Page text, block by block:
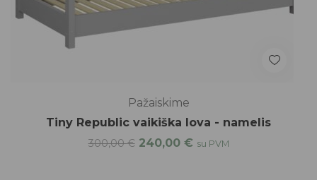
Pažaiskime
Tiny Republic vaikiška lova - namelis
300,00€ 240,00 € su PVM